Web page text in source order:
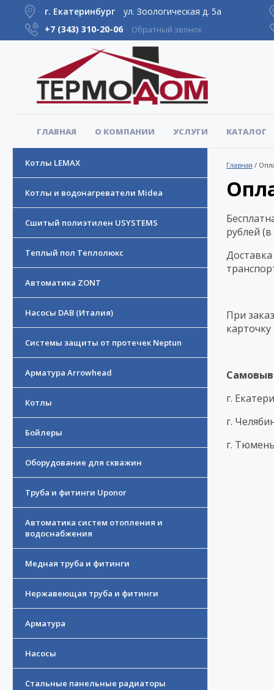
г. Екатеринбург
ул. Зоологическая д. 5а
+7 (343) 310-20-06 Обратный звонок
ГЛАВНАЯ О КОМПАНИИ УСЛУГИ КАТАЛОГ
Котлы LEMAX
Котлы и водонагреватели Midea
Сшитый полиэтилен USYSTEMS
Теплый пол Теплолюкс
Автоматика ZONT
Насосы DAB (Италия)
Системы защиты от протечек Neptun
Арматура Arrowhead
Котлы
Бойлеры
Оборудование для скважин
Труба и фитинги Uponor
Автоматика систем отопления и
водоснабжения
Медная труба и фитинги
Нержавеющая труба и фитинги
Арматура
Насосы
Стальные панельные радиаторы
Главная /
рублей
При
г.
г.
г.